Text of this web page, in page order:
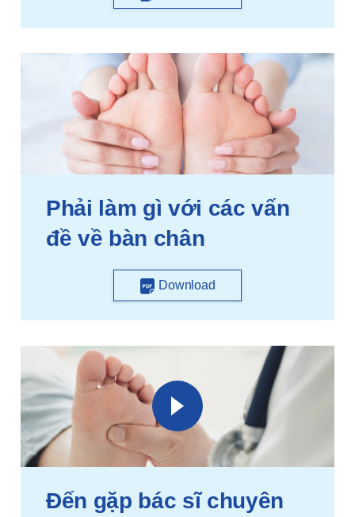
Phải làm gì với các vấn
đề về bàn chân
Download
Đến gặp bác sĩ chuyên